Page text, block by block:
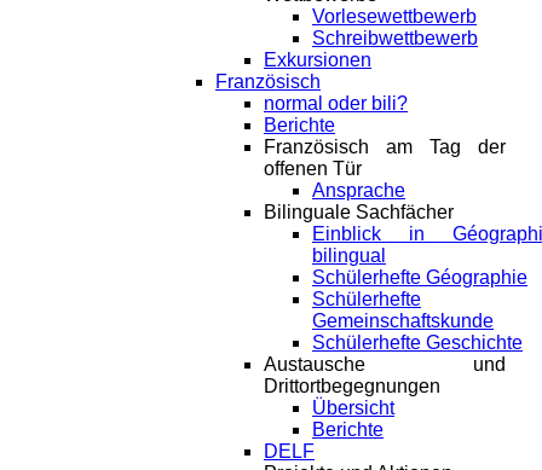
Vorlesewettbewerb
Schreibwettbewerb
Exkursionen
Französisch
normal oder bili?
Berichte
Französisch am Tag der
offenen Tür
Ansprache
Bilinguale Sachfächer
Einblick in
bilingual
Schülerhefte Géographie
Schülerhefte
Gemeinschaftskunde
Schülerhefte Geschichte
Austausche und
Drittortbegegnungen
Übersicht
Berichte
DELF